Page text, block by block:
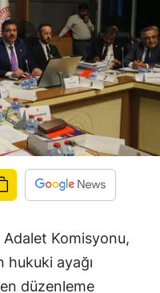
Komisyonu,
hukuki ayağı
düzenleme